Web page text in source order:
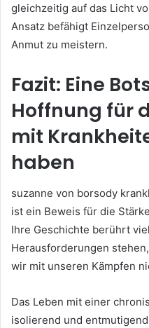
gleichzeitig auf das Licht
Ansatz befähigt
Anmut zu meistern.
Fazit: Eine
Hoffnung für
mit
haben
suzanne von borsody
ist ein Beweis für die
Ihre Geschichte berührt
Herausforderungen
wir mit unseren Kämpfen
Das Leben mit einer
isolierend und